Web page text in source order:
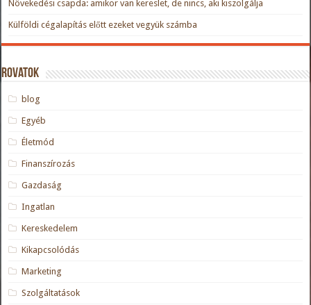
Növekedési csapda: amikor van kereslet, de nincs, aki kiszolgálja
Külföldi cégalapítás előtt ezeket vegyük számba
Rovatok
blog
Egyéb
Életmód
Finanszírozás
Gazdaság
Ingatlan
Kereskedelem
Kikapcsolódás
Marketing
Szolgáltatások